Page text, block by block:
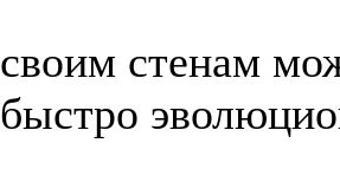
своим стенам
быстро